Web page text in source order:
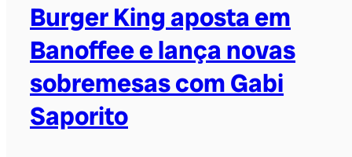
Burger King aposta em
Banoffee e lança novas
sobremesas com Gabi
Saporito